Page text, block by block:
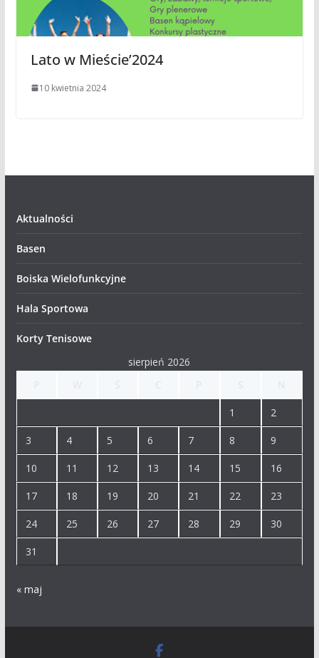
Lato w Mieście’2024
10 kwietnia 2024
Aktualności
Basen
Boiska Wielofunkcyjne
Hala Sportowa
Korty Tenisowe
sierpień 2026
1 2
3 4 5 6 7 8 9
10 11 12 13 14 15 16
17 18 19 20 21 22 23
24 25 26 27 28 29 30
31
« maj